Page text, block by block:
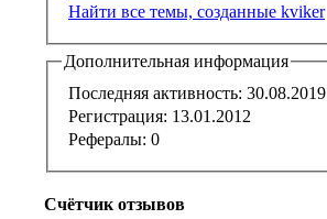
Найти все темы, созданные kviker
Дополнительная информация
Последняя активность: 30.08.2019
Регистрация: 13.01.2012
Рефералы: 0
Счётчик отзывов